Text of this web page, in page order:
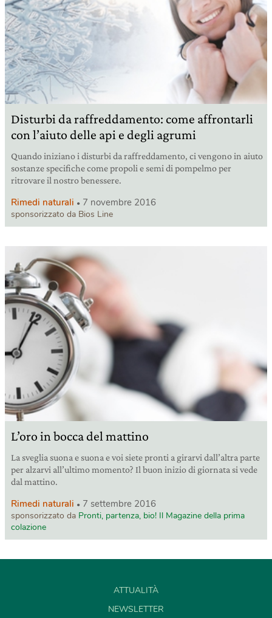
Disturbi da raffreddamento: come affrontarli
con l’aiuto delle api e degli agrumi
Quando iniziano i disturbi da raffreddamento, ci vengono in aiuto
sostanze specifiche come propoli e semi di pompelmo per
ritrovare il nostro benessere.
Rimedi naturali 7 novembre 2016
sponsorizzato da Bios Line
L’oro in bocca del mattino
La sveglia suona e suona e voi siete pronti a girarvi dall’altra parte
per alzarvi all’ultimo momento? Il buon inizio di giornata si vede
dal mattino.
Rimedi naturali 7 settembre 2016
sponsorizzato da Pronti, partenza, bio! Il Magazine della prima
colazione
ATTUALITÀ
NEWSLETTER